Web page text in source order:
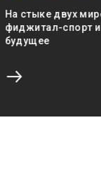
На стыке двух
фиджитал-спорт
будущее